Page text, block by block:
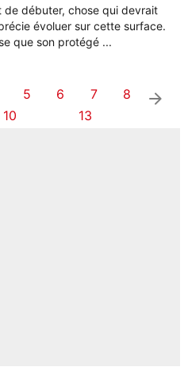
de débuter, chose qui devrait
évoluer sur cette surface.
que son protégé ...
5 6 7
8
10 13
arrow_right